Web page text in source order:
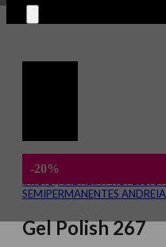
-20%
SEMIPERMANENTES ANDREIA
Gel Polish 267